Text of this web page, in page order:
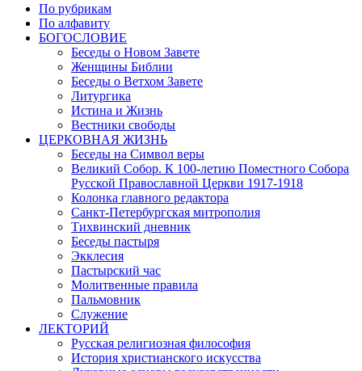
По рубрикам
По алфавиту
БОГОСЛОВИЕ
Беседы о Новом Завете
Женщины Библии
Беседы о Ветхом Завете
Литургика
Истина и Жизнь
Вестники свободы
ЦЕРКОВНАЯ ЖИЗНЬ
Беседы на Символ веры
Великий Собор. К 100-летию Поместного Собора
Русской Православной Церкви 1917-1918
Колонка главного редактора
Санкт-Петербургская митрополия
Тихвинский дневник
Беседы пастыря
Экклесия
Пастырский час
Молитвенные правила
Пальмовник
Служение
ЛЕКТОРИЙ
Русская религиозная философия
История христианского искусства